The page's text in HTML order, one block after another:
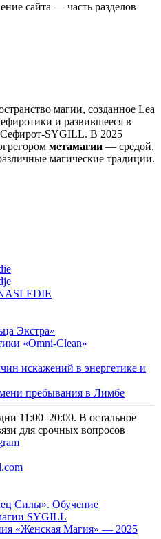
сайта — часть разделов
магии, созданное Lea
и развившееся в
Сефирот-SYGILL. В 2025
метамагии — средой,
магические традиции.
Экстра»
«Omni-Clean»
искажений в энергетике и
пребывания в Лимбе
11:00–20:00. В остальное
для срочных вопросов
Силы». Обучение
SYGILL
«Женская Магия» — 2025